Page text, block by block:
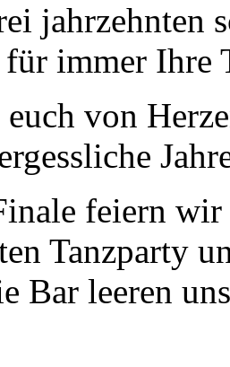
jahrzehnten
immer Ihre
von
feiern
Tanzparty
Bar leeren